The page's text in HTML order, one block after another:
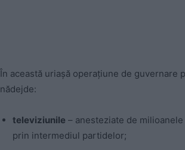
În această uriașă operațiune de
nădejde:
televiziunile – anesteziate de
prin intermediul partidelor;